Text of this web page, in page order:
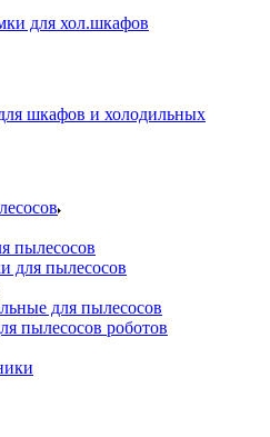
для хол.шкафов
шкафов и холодильных
пылесосов
для пылесосов
для пылесосов
пылесосов роботов